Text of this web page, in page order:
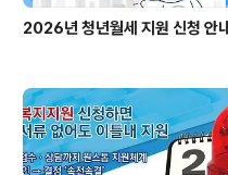
2026년 청년월세 지원 신청 안내